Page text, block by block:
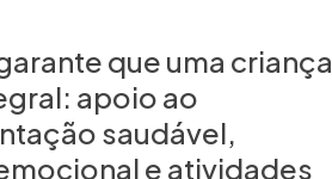
que uma criança
apoio ao
saudável,
e atividades